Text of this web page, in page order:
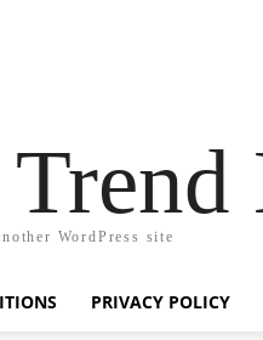
WordPress site
PRIVACY POLICY